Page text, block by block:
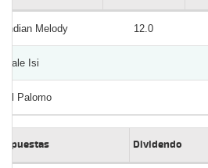
Indian Melody 12.0
Dale Isi
El Palomo
Apuestas Dividendo